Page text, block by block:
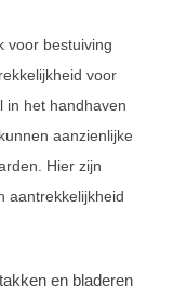
voor bestuiving
voor
in het handhaven
aanzienlijke
Hier zijn
aantrekkelijkheid
en bladeren